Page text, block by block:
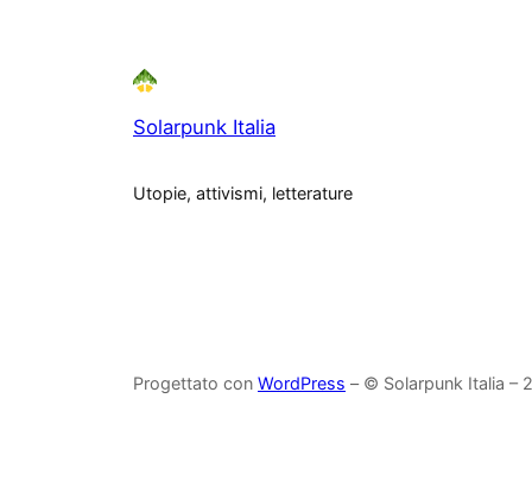
Solarpunk Italia
Utopie, attivismi, letterature
Progettato con WordPress – © Solarpunk Italia –